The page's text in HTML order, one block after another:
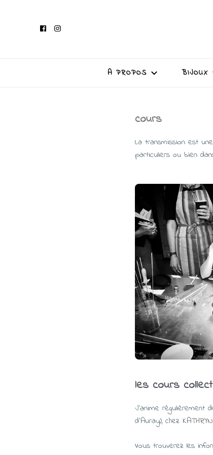
A PROPOS BIJOUX
cours
La transmission est
particuliers ou bien
les cours
J’anime régulièrement
d’Auray), chez
Vous trouverez les